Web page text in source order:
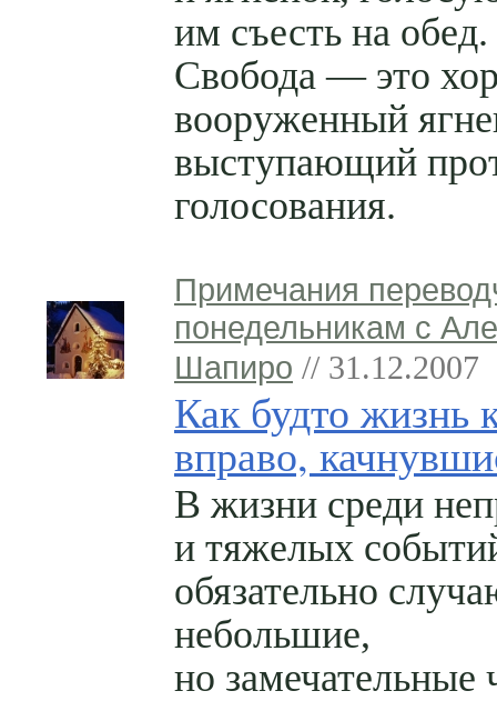
им съесть на обед.
Свобода — это
вооруженный
выступающий
голосования.
Примечания
понедельникам с
Шапиро // 31.12.2007
Как будто жизнь
вправо,
В жизни среди
и тяжелых
обязательно
небольшие,
но замечательные